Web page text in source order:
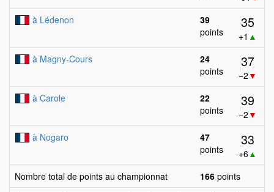
à Lédenon
39
points
35
+1 ▲
à Magny-Cours
24
points
37
−2 ▼
à Carole
22
points
39
−2 ▼
à Nogaro
47
points
33
+6▲
Nombre total de points au championnat
166 points